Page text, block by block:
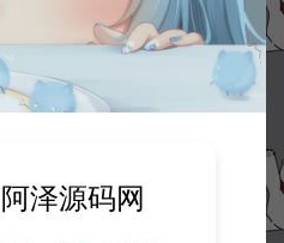
泽源码网